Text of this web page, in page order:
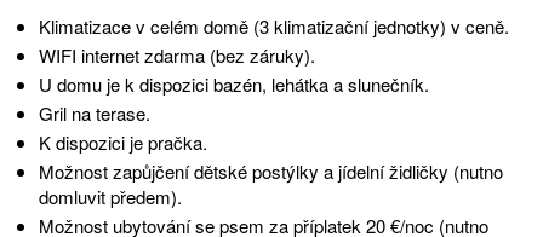
Klimatizace v celém domě (3 klimatizační jednotky) v ceně.
WIFI internet zdarma (bez záruky).
U domu je k dispozici bazén, lehátka a slunečník.
Gril na terase.
K dispozici je pračka.
Možnost zapůjčení dětské postýlky a jídelní židličky (nutno
domluvit předem).
Možnost ubytování se psem za příplatek 20 €/noc (nutno